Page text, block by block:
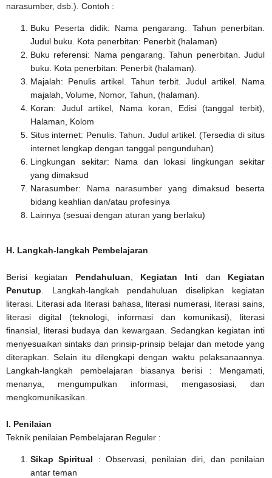
narasumber, dsb.). Contoh :
Buku Peserta didik: Nama pengarang. Tahun penerbitan.
Judul buku. Kota penerbitan: Penerbit (halaman)
Buku referensi: Nama pengarang. Tahun penerbitan. Judul
buku. Kota penerbitan: Penerbit (halaman).
Majalah: Penulis artikel. Tahun terbit. Judul artikel. Nama
majalah, Volume, Nomor, Tahun, (halaman).
Koran: Judul artikel, Nama koran, Edisi (tanggal terbit),
Halaman, Kolom
Situs internet: Penulis. Tahun. Judul artikel. (Tersedia di situs
internet lengkap dengan tanggal pengunduhan)
Lingkungan sekitar: Nama dan lokasi lingkungan sekitar
yang dimaksud
Narasumber: Nama narasumber yang dimaksud beserta
bidang keahlian dan/atau profesinya
Lainnya (sesuai dengan aturan yang berlaku)
H. Langkah-langkah Pembelajaran
Berisi kegiatan Pendahuluan Kegiatan Inti dan Kegiatan
Penutup . Langkah-langkah pendahuluan diselipkan kegiatan
literasi. Literasi ada literasi bahasa, literasi numerasi, literasi sains,
literasi digital (teknologi, informasi dan komunikasi), literasi
finansial, literasi budaya dan kewargaan. Sedangkan kegiatan inti
menyesuaikan sintaks dan prinsip-prinsip belajar dan metode yang
diterapkan. Selain itu dilengkapi dengan waktu pelaksanaannya.
Langkah-langkah pembelajaran biasanya berisi : Mengamati,
menanya, mengumpulkan informasi, mengasosiasi, dan
mengkomunikasikan.
I. Penilaian
Teknik penilaian Pembelajaran Reguler :
Sikap Spiritual : Observasi, penilaian diri, dan penilaian
antar teman